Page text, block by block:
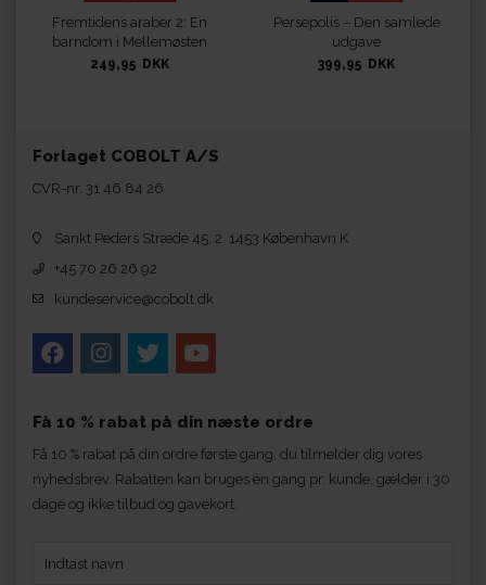
Fremtidens araber 2: En
barndom i Mellemøsten
(1984-1985)
249,95 DKK
Persepolis – Den samlede
udgave
399,95 DKK
Forlaget COBOLT A/S
CVR-nr. 31 46 84 26
Sankt Peders Stræde 45, 2. 1453 København K
+45 70 26 26 92
kundeservice@cobolt.dk
Få 10 % rabat på din næste ordre
Få 10 % rabat på din ordre første gang, du tilmelder dig vores
nyhedsbrev. Rabatten kan bruges én gang pr. kunde, gælder i 30
dage og ikke tilbud og gavekort.